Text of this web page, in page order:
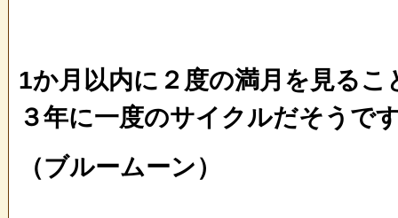
1か月以内に２度の満月を見るこ
３年に一度のサイクルだそうで
（ブルームーン）